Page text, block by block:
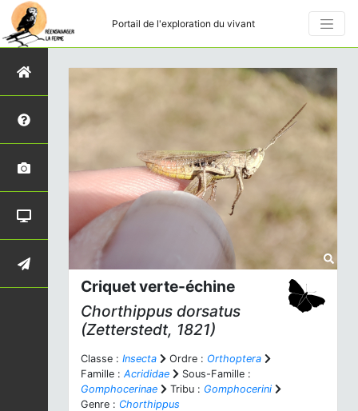
Portail de l'exploration du vivant
Criquet verte-échine
Chorthippus dorsatus
(Zetterstedt, 1821)
Classe : Insecta Ordre : Orthoptera
Famille : Acrididae
Sous-Famille :
Gomphocerinae
Tribu : Gomphocerini
Genre : Chorthippus